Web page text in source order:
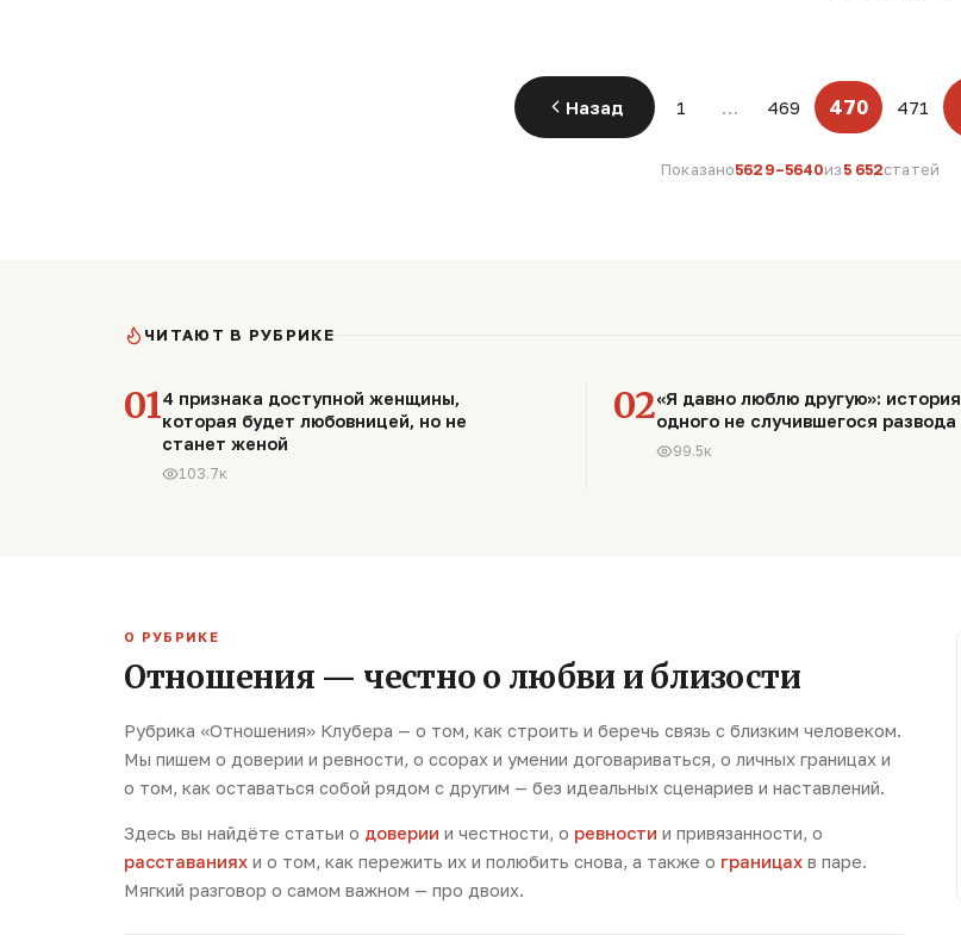
Назад 1 469 470 471
Показано5629–5640из 5 652статей
ЧИТАЮТ В РУБРИКЕ
014 признака доступной женщины,
которая будет любовницей, но не
станет женой
103.7к
02«Я давно люблю другую»: история
одного не случившегося развода
99.5к
О РУБРИКЕ
Отношения — честно о любви и близости
Рубрика «Отношения» Клубера — о том, как строить и беречь связь с близким человеком.
Мы пишем о доверии и ревности, о ссорах и умении договариваться, о личных границах и
о том, как оставаться собой рядом с другим — без идеальных сценариев и наставлений.
Здесь вы найдёте статьи о доверии и честности, о ревности и привязанности, о
расставаниях и о том, как пережить их и полюбить снова, а также о границах в паре.
Мягкий разговор о самом важном — про двоих.